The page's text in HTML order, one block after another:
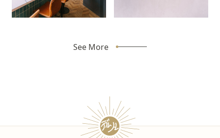
See More